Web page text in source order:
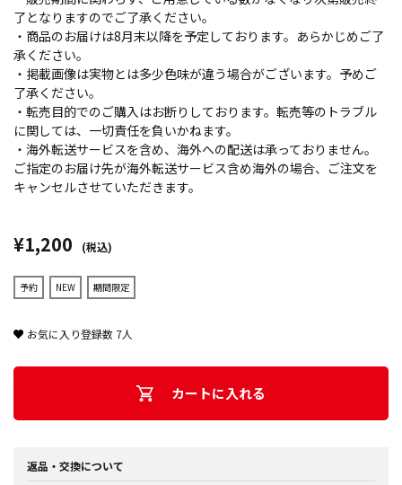
了となりますのでご了承ください。
・商品のお届けは8月末以降を予定しております。あらかじめご了
承ください。
・掲載画像は実物とは多少色味が違う場合がございます。予めご
了承ください。
・転売目的でのご購入はお断りしております。転売等のトラブル
に関しては、一切責任を負いかねます。
・海外転送サービスを含め、海外への配送は承っておりません。
ご指定のお届け先が海外転送サービス含め海外の場合、ご注文を
キャンセルさせていただきます。
¥1,200 (税込)
予約 NEW 期間限定
お気に入り登録数 7人
カートに入れる
返品・交換について